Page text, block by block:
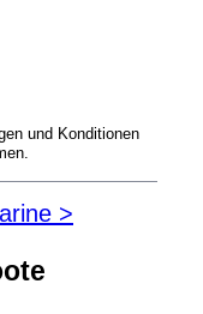
und Konditionen
>